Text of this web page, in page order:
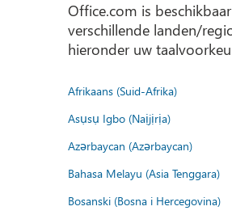
Office.com is
verschillende landen/
hieronder uw
Afrikaans (Suid-Afrika)
Asụsụ Igbo (Naịjịrịa)
Azərbaycan (Azərbaycan)
Bahasa Melayu (Asia Tenggara)
Bosanski (Bosna i Hercegovina)